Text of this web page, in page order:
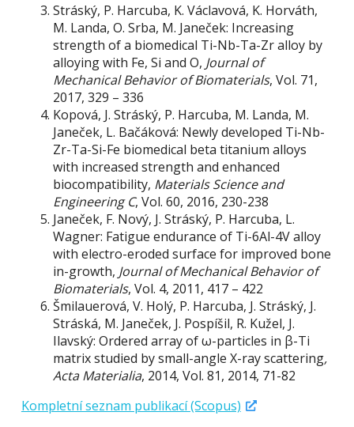
Stráský, P. Harcuba, K. Václavová, K. Horváth,
M. Landa, O. Srba, M. Janeček: Increasing
strength of a biomedical Ti-Nb-Ta-Zr alloy by
alloying with Fe, Si and O, Journal of
Mechanical Behavior of Biomaterials, Vol. 71,
2017, 329 – 336
Kopová, J. Stráský, P. Harcuba, M. Landa, M.
Janeček, L. Bačáková: Newly developed Ti-Nb-
Zr-Ta-Si-Fe biomedical beta titanium alloys
with increased strength and enhanced
biocompatibility, Materials Science and
Engineering C, Vol. 60, 2016, 230-238
Janeček, F. Nový, J. Stráský, P. Harcuba, L.
Wagner: Fatigue endurance of Ti-6Al-4V alloy
with electro-eroded surface for improved bone
in-growth, Journal of Mechanical Behavior of
Biomaterials, Vol. 4, 2011, 417 – 422
Šmilauerová, V. Holý, P. Harcuba, J. Stráský, J.
Stráská, M. Janeček, J. Pospíšil, R. Kužel, J.
Ilavský: Ordered array of ω-particles in β-Ti
matrix studied by small-angle X-ray scattering,
Acta Materialia, 2014, Vol. 81, 2014, 71-82
Kompletní seznam publikací (Scopus)